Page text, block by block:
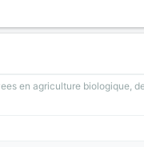
en agriculture biologique,